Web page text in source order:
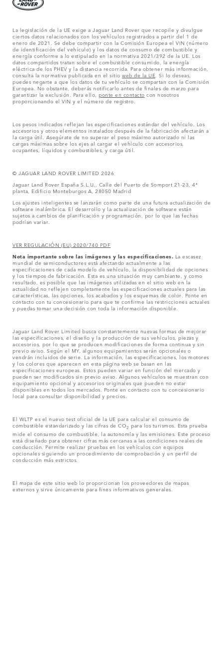
La legislación de la UE exige a Jaguar Land Rover que recopile y divulgue
ciertos datos relacionados con los vehículos registrados a partir del 1 de
enero de 2021. Se debe compartir con la Comisión Europea el VIN (número
de identificación del vehículo) y los datos de consumo de combustible y
energía conforme a lo estipulado en la normativa 2021/392 de la UE. Los
datos compartidos tratan sobre el combustible consumido, la energía
eléctrica de los PHEV y la distancia recorrida. Para obtener más información,
consulta la normativa publicada en el sitio web de la UE. Si lo deseas,
puedes negarte a que los datos de tu vehículo se compartan con la Comisión
Europea. No obstante, deberás notificarlo antes de finales de marzo para
garantizar la exclusión. Para ello, ponte en contacto con nosotros
proporcionando el VIN y el número de registro.
Los pesos indicados reflejan las especificaciones estándar del vehículo. Los
accesorios y otros elementos instalados después de la fabricación afectarán a
la carga útil. Asegúrate de no superar el peso máximo autorizado ni las
cargas máximas sobre los ejes al cargar el vehículo con accesorios,
ocupantes, líquidos y combustibles, y carga útil.
© JAGUAR LAND ROVER LIMITED 2026
Jaguar Land Rover España S.L.U., Calle del Puerto de Somport 21-23, 4ª
planta, Edificio Monteburgos A, 28050 Madrid
Los ajustes inteligentes se lanzarán como parte de una futura actualización de
software inalámbrica. El desarrollo y la actualización de software están
sujetos a cambios de planificación y programación, por lo que las fechas
podrían variar.
VER REGULACIÓN (EU) 2020/740 PDF
Nota importante sobre las imágenes y las especificaciones. La escasez
mundial de semiconductores está afectando actualmente a las
especificaciones de cada modelo de vehículo, la disponibilidad de opciones
y los tiempos de fabricación. Esta es una situación muy cambiante, y como
resultado, es posible que las imágenes utilizadas en el sitio web en la
actualidad no reflejen completamente las especificaciones actuales para las
características, las opciones, los acabados y los esquemas de color. Ponte en
contacto con tu concesionario para que te confirme las restricciones actuales
y puedas tomar una decisión con toda la información disponible.
Jaguar Land Rover Limited busca constantemente nuevas formas de mejorar
las especificaciones, el diseño y la producción de sus vehículos, piezas y
accesorios, por lo que se producen modificaciones de forma continua y sin
previo aviso. Según el MY, algunos equipamientos serán opcionales o
vendrán incluidos de serie. La información, las especificaciones, los motores
y los colores que aparecen en esta página web se basan en las
especificaciones europeas. Estos pueden variar en función del mercado y
pueden ser modificados sin previo aviso. Algunos vehículos se muestran con
equipamiento opcional y accesorios originales que pueden no estar
disponibles en todos los mercados. Ponte en contacto con tu concesionario
local para consultar disponibilidad y precios.
El WLTP es el nuevo test oficial de la UE para calcular el consumo de
combustible estandarizado y las cifras de CO2 para los turismos. Esta prueba
mide el consumo de combustible, la autonomía y las emisiones. Este proceso
está diseñado para obtener cifras más cercanas a las condiciones reales de
conducción. Permite realizar pruebas en los vehículos con equipos
opcionales siguiendo un procedimiento de comprobación y un perfil de
conducción más estrictos.
El mapa de este sitio web lo proporcionan los proveedores de mapas
externos y sirve únicamente para fines informativos generales.